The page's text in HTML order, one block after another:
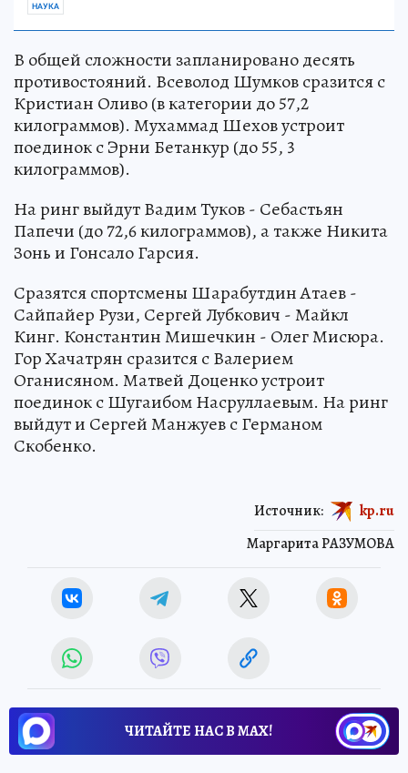
НАУКА
В общей сложности запланировано десять
противостояний. Всеволод Шумков сразится с
Кристиан Оливо (в категории до 57,2
килограммов). Мухаммад Шехов устроит
поединок с Эрни Бетанкур (до 55, 3
килограммов).
На ринг выйдут Вадим Туков - Себастьян
Папечи (до 72,6 килограммов), а также Никита
Зонь и Гонсало Гарсия.
Сразятся спортсмены Шарабутдин Атаев -
Сайпайер Рузи, Сергей Лубкович - Майкл
Кинг. Константин Мишечкин - Олег Мисюра.
Гор Хачатрян сразится с Валерием
Оганисяном. Матвей Доценко устроит
поединок с Шугаибом Насруллаевым. На ринг
выйдут и Сергей Манжуев с Германом
Скобенко.
Маргарита РАЗУМОВА
Источник: kp.ru
ЧИТАЙТЕ НАС В МАХ!